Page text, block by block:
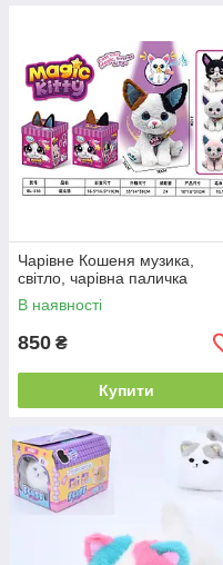
Чарівне Кошеня музика,
світло, чарівна паличка
В наявності
850 ₴
Купити